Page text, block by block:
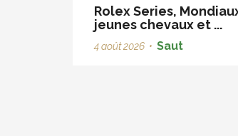
Rolex Series,
jeunes chevaux et ...
4 août 2026 • Saut